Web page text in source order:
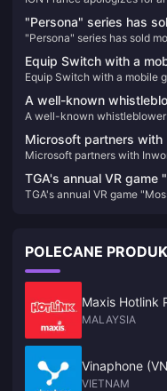
"Persona" series has
worldwide
"Persona" series has sold
Equip Switch with a
to play with handheld
Thunderbird Air 2
Equip Switch with a mobile
smart AR glasses
A well-known
some news about the
information may be
A well-known whistleblower
released in the future.
Microsoft partners with
AI development tools
Microsoft partners with
TGA's annual VR
PS+3 trial version, and
TGA's annual VR game
POLECANE
Maxis Hotlink
MALAYSIA
Vinaphone
VIETNAM